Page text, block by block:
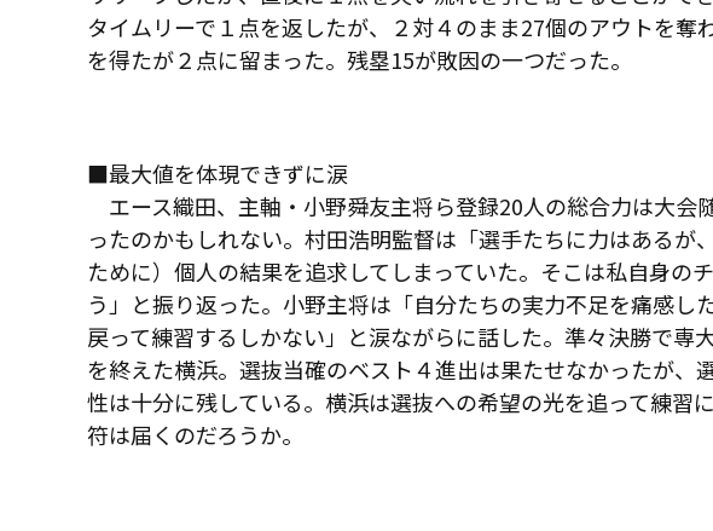
タイムリーで１点を返したが、２対４のまま27個のアウトを奪
を得たが２点に留まった。残塁15が敗因の一つだった。
■最大値を体現できずに涙
エース織田、主軸・小野舜友主将ら登録20人の総合力は大会
ったのかもしれない。村田浩明監督は「選手たちに力はあるが
ために）個人の結果を追求してしまっていた。そこは私自身の
う」と振り返った。小野主将は「自分たちの実力不足を痛感し
戻って練習するしかない」と涙ながらに話した。準々決勝で専
を終えた横浜。選抜当確のベスト４進出は果たせなかったが、
性は十分に残している。横浜は選抜への希望の光を追って練習
符は届くのだろうか。